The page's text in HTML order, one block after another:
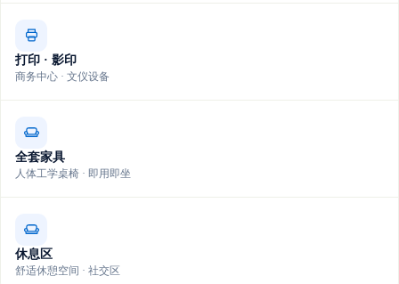
打印 · 影印
商务中心 · 文仪设备
全套家具
人体工学桌椅 · 即用即坐
休息区
舒适休憩空间 · 社交区